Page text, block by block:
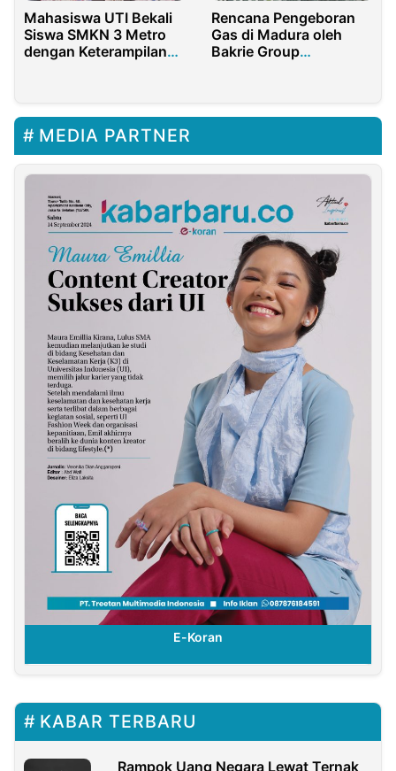
Mahasiswa UTI Bekali
Siswa SMKN 3 Metro
dengan Keterampilan
Rencana Pengeboran
Gas di Madura oleh
Bakrie Group
MEDIA PARTNER
E-Koran
KABAR TERBARU
Rampok Uang Negara Lewat Ternak